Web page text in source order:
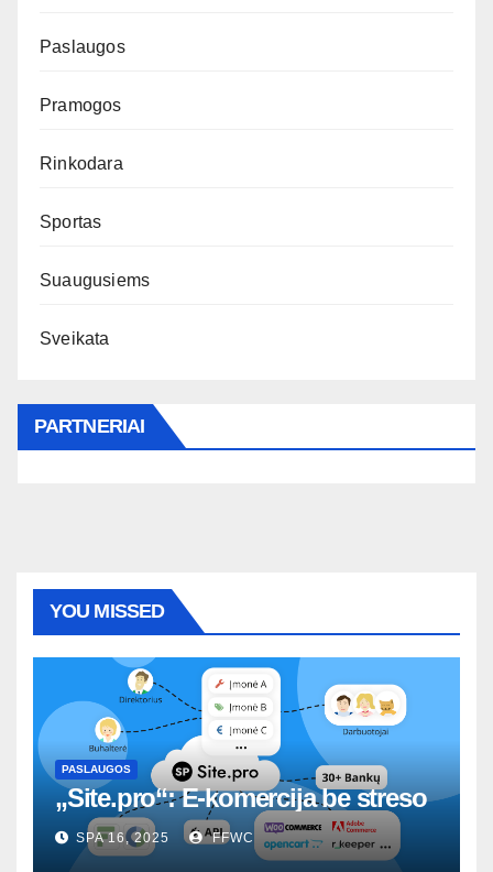
Paslaugos
Pramogos
Rinkodara
Sportas
Suaugusiems
Sveikata
PARTNERIAI
YOU MISSED
PASLAUGOS
„Site.pro“: E-komercija be streso
SPA 16, 2025 FFWC